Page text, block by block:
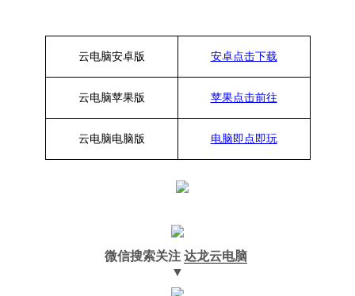
云电脑安卓版 安卓点击下载
云电脑苹果版 苹果点击前往
云电脑电脑版 电脑即点即玩
微信搜索关注 达龙云电脑
▼